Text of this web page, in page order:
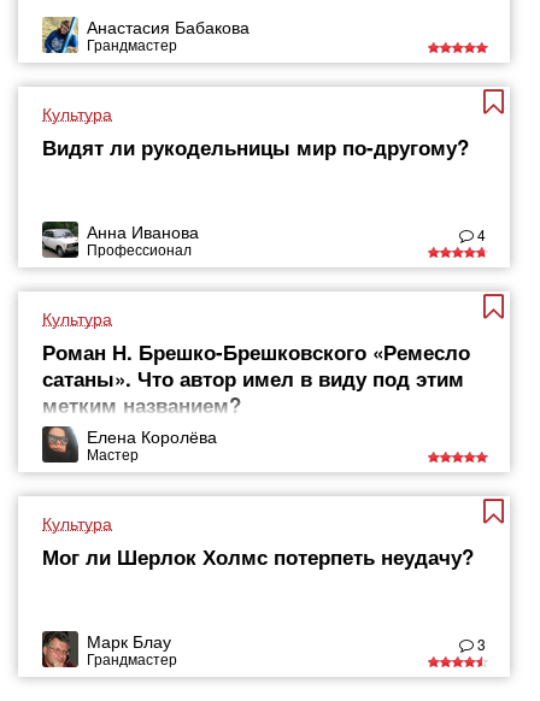
Анастасия Бабакова
Грандмастер
Культура
Видят ли рукодельницы мир по-другому?
Анна Иванова
Профессионал
4
Культура
Роман Н. Брешко-Брешковского «Ремесло
сатаны». Что автор имел в виду под этим
метким названием?
Елена Королёва
Мастер
Культура
Мог ли Шерлок Холмс потерпеть неудачу?
Марк Блау
Грандмастер
3